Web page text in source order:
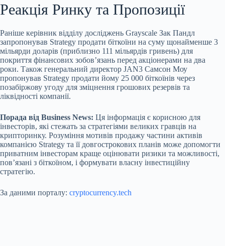
Реакція Ринку та Пропозиції
Раніше керівник відділу досліджень Grayscale Зак Пандл
запропонував Strategy продати біткоїни на суму щонайменше 3
мільярди доларів (приблизно 111 мільярдів гривень) для
покриття фінансових зобов’язань перед акціонерами на два
роки. Також генеральний директор JAN3 Самсон Моу
пропонував Strategy продати йому 25 000 біткоїнів через
позабіржову угоду для зміцнення грошових резервів та
ліквідності компанії.
Порада від Business News: Ця інформація є корисною для
інвесторів, які стежать за стратегіями великих гравців на
крипторинку. Розуміння мотивів продажу частини активів
компанією Strategy та її довгострокових планів може допомогти
приватним інвесторам краще оцінювати ризики та можливості,
пов’язані з біткоїном, і формувати власну інвестиційну
стратегію.
За даними порталу: cryptocurrency.tech